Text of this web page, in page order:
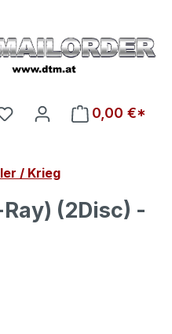
Du hast 0 Produkte auf
0,00 €*
/ Krieg
Ray) (2Disc) -